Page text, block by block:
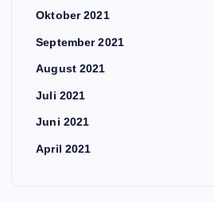
Oktober 2021
September 2021
August 2021
Juli 2021
Juni 2021
April 2021